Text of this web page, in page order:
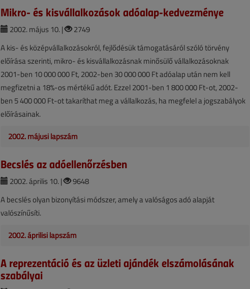
Mikro- és kisvállalkozások adóalap-kedvezménye
2002. május 10. |
2749
A kis- és középvállalkozásokról, fejlődésük támogatásáról szóló törvény
előírása szerinti, mikro- és kisvállalkozásnak minősülő vállalkozásoknak
2001-ben 10 000 000 Ft, 2002-ben 30 000 000 Ft adóalap után nem kell
megfizetni a 18%-os mértékű adót. Ezzel 2001-ben 1 800 000 Ft-ot, 2002-
ben 5 400 000 Ft-ot takaríthat meg a vállalkozás, ha megfelel a jogszabályok
előírásainak.
2002. májusi lapszám
Becslés az adóellenőrzésben
2002. április 10. |
9648
A becslés olyan bizonyítási módszer, amely a valóságos adó alapját
valószínűsíti.
2002. áprilisi lapszám
A reprezentáció és az üzleti ajándék elszámolásának
szabályai